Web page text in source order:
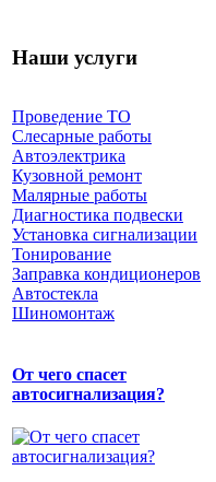
Наши услуги
Проведение ТО
Слесарные работы
Автоэлектрика
Кузовной ремонт
Малярные работы
Диагностика подвески
Установка сигнализации
Тонирование
Заправка кондиционеров
Автостекла
Шиномонтаж
От чего спасет
автосигнализация?